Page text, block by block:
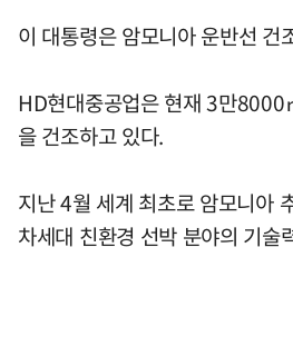
이 대통령은 암모니아 운반선 건
HD현대중공업은 현재 3만8000
을 건조하고 있다.
지난 4월 세계 최초로 암모니아
차세대 친환경 선박 분야의 기술